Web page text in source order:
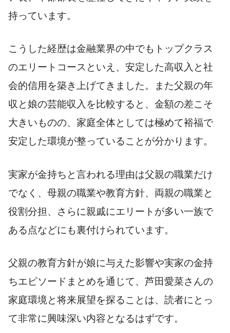
持っています。
こうした経歴は金融業界の中でもトップクラス
のエリートコースといえ、安定した高収入と社
会的信用を築き上げてきました。また父親の年
収と娘の芸能収入を比較すると、金額の差こそ
大きいものの、家庭全体としては極めて裕福で
安定した環境が整っていることが分かります。
実家が金持ちと言われる理由は父親の職業だけ
でなく、母親の職業や教育方針、両親の職業と
役割分担、さらに親戚にエリートが多い一族で
ある点などにも裏付けられています。
父親の教育方針が娘に与えた影響や実家の金持
ちエピソードまとめを通じて、芦田愛菜さんの
家庭環境と将来展望を探ることは、読者にとっ
て非常に興味深い内容となるはずです。